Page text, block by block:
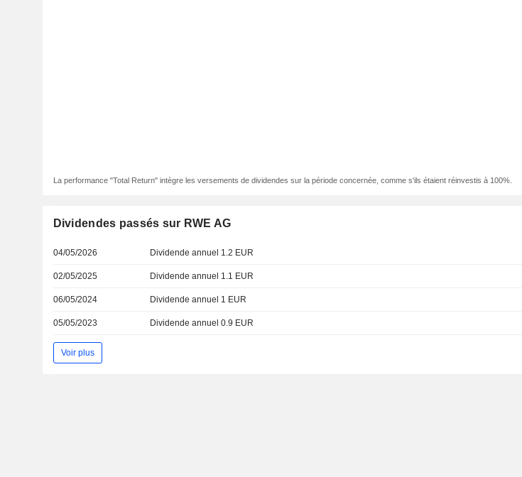
La performance "Total Return" intègre les versements de dividendes sur la période concernée, comme s'ils étaient réinvestis à 100%.
Dividendes passés sur RWE AG
04/05/2026 Dividende annuel 1.2 EUR
02/05/2025 Dividende annuel 1.1 EUR
06/05/2024 Dividende annuel 1 EUR
05/05/2023 Dividende annuel 0.9 EUR
Voir plus